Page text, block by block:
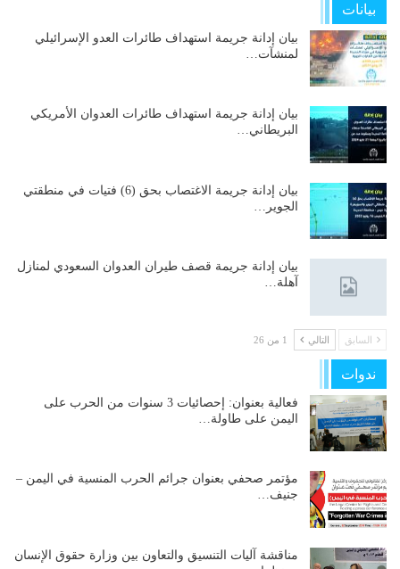
بيانات
بيان إدانة جريمة استهداف طائرات العدو الإسرائيلي
لمنشآت…
بيان إدانة جريمة استهداف طائرات العدوان الأمريكي
البريطاني…
بيان إدانة جريمة الاغتصاب بحق (6) فتيات في منطقتي
الجوير…
بيان إدانة جريمة قصف طيران العدوان السعودي لمنازل
آهلة…
السابق التالي 1 من 26
ندوات
فعالية بعنوان: إحصائيات 3 سنوات من الحرب على
اليمن على طاولة…
مؤتمر صحفي بعنوان جرائم الحرب المنسية في اليمن –
جنيف…
مناقشة آليات التنسيق والتعاون بين وزارة حقوق الإنسان